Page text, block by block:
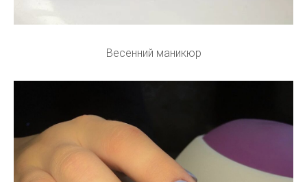
Весенний маникюр